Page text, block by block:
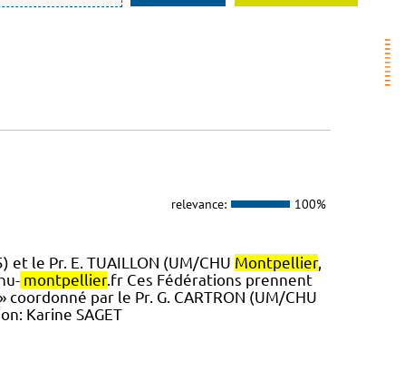
relevance: 100%
et le Pr. E. TUAILLON (UM/CHU Montpellier,
montpellier.fr Ces Fédérations prennent
par le Pr. G. CARTRON (UM/CHU
Karine SAGET